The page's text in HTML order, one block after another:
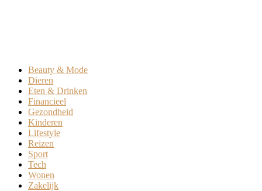
Beauty & Mode
Dieren
Eten & Drinken
Financieel
Gezondheid
Kinderen
Lifestyle
Reizen
Sport
Tech
Wonen
Zakelijk